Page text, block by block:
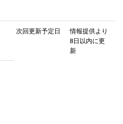
次回更新予定日
情報提供より
8日以内に更
新